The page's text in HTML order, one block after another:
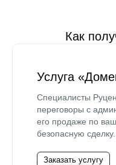
Как
Услуга
Специалисты
переговоры с
его продаже по
безопасную сделку.
Заказать услугу